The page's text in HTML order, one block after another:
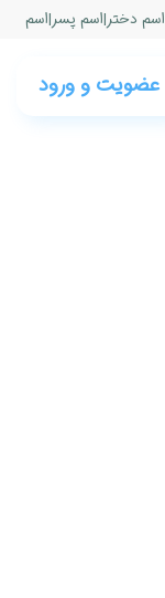
اسم دختر|اسم پسر|اسم
عضویت و ورود